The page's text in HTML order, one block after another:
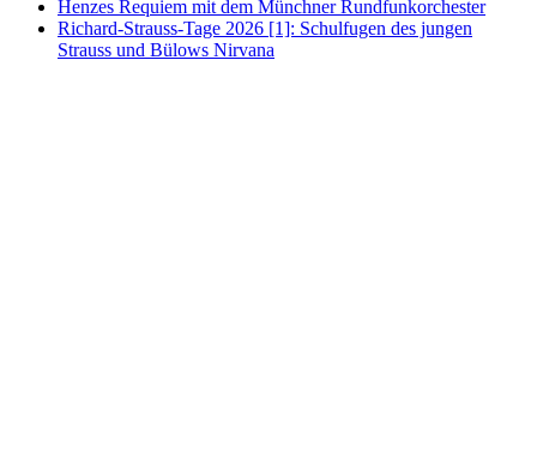
Henzes Requiem mit dem Münchner Rundfunkorchester
Richard-Strauss-Tage 2026 [1]: Schulfugen des jungen
Strauss und Bülows Nirvana